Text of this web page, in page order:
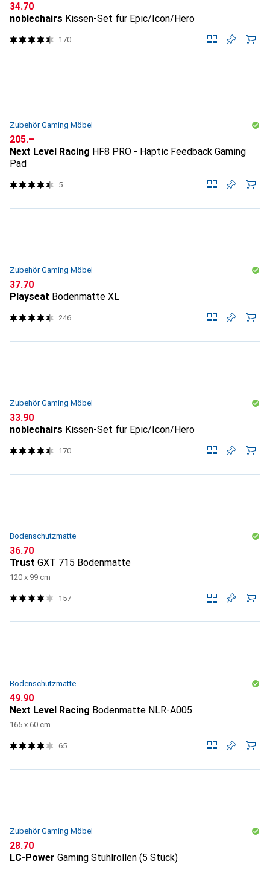
CHF
34.70
noblechairs Kissen-Set für Epic/Icon/Hero
170
Zubehör Gaming Möbel
CHF
205.–
Next Level Racing HF8 PRO - Haptic Feedback Gaming
Pad
5
Zubehör Gaming Möbel
CHF
37.70
Playseat Bodenmatte XL
246
Zubehör Gaming Möbel
CHF
33.90
noblechairs Kissen-Set für Epic/Icon/Hero
170
Bodenschutzmatte
CHF
36.70
Trust GXT 715 Bodenmatte
120 x 99 cm
157
Bodenschutzmatte
CHF
49.90
Next Level Racing Bodenmatte NLR-A005
165 x 60 cm
65
Zubehör Gaming Möbel
CHF
28.70
LC-Power Gaming Stuhlrollen (5 Stück)